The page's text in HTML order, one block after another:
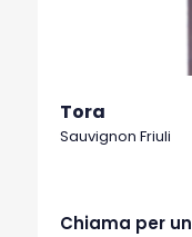
Tora
Sauvignon Friuli
Chiama per un